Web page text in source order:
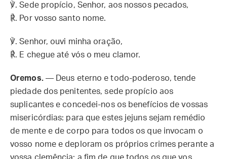
℣. Sede propício, Senhor, aos nossos pecados,
℟. Por vosso santo nome.
℣. Senhor, ouvi minha oração,
℟. E chegue até vós o meu clamor.
Oremos.— Deus eterno e todo-poderoso, tende
piedade dos penitentes, sede propício aos
suplicantes e concedei-nos os benefícios de vossas
misericórdias: para que estes jejuns sejam remédio
de mente e de corpo para todos os que invocam o
vosso nome e deploram os próprios crimes perante a